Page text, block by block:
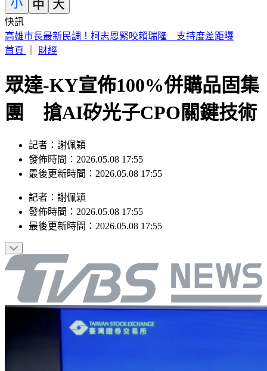
快訊
苗栗死亡車禍！小轎車過彎失控高速猛撞電桿 友死駕駛重傷
昏迷
眾達-KY宣佈100%併購品固集
團 搶AI矽光子CPO關鍵技術
記者：謝佩穎
發佈時間：2026.05.08 17:55
記者：謝佩穎
發佈時間：2026.05.08 17:55